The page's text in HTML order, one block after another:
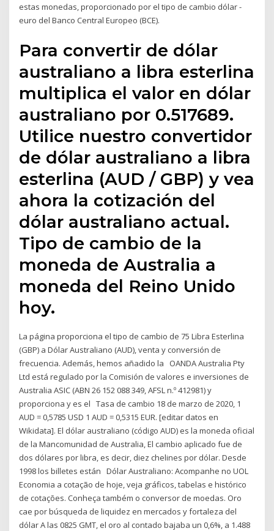
estas monedas, proporcionado por el tipo de cambio dólar -
euro del Banco Central Europeo (BCE).
Para convertir de dólar
australiano a libra esterlina
multiplica el valor en dólar
australiano por 0.517689.
Utilice nuestro convertidor
de dólar australiano a libra
esterlina (AUD / GBP) y vea
ahora la cotización del
dólar australiano actual.
Tipo de cambio de la
moneda de Australia a
moneda del Reino Unido
hoy.
La página proporciona el tipo de cambio de 75 Libra Esterlina
(GBP) a Dólar Australiano (AUD), venta y conversión de
frecuencia. Además, hemos añadido la OANDA Australia Pty
Ltd está regulado por la Comisión de valores e inversiones de
Australia ASIC (ABN 26 152 088 349, AFSL n.º 412981) y
proporciona y es el Tasa de cambio 18 de marzo de 2020, 1
AUD = 0,5785 USD 1 AUD = 0,5315 EUR. [editar datos en
Wikidata]. El dólar australiano (código AUD) es la moneda oficial
de la Mancomunidad de Australia, El cambio aplicado fue de
dos dólares por libra, es decir, diez chelines por dólar. Desde
1998 los billetes están Dólar Australiano: Acompanhe no UOL
Economia a cotação de hoje, veja gráficos, tabelas e histórico
de cotações. Conheça também o conversor de moedas. Oro
cae por búsqueda de liquidez en mercados y fortaleza del
dólar A las 0825 GMT, el oro al contado bajaba un 0,6%, a 1.488